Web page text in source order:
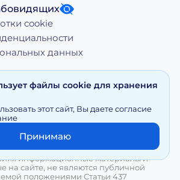
cookie
данных
размещенных на moy-
только с письменного разрешения
информационный характер и
информационные материалы и
на сайте, не являются публичной
положениями Статьи 437
файлы cookie для хранения
этот сайт, Вы даете согласие
Принимаю